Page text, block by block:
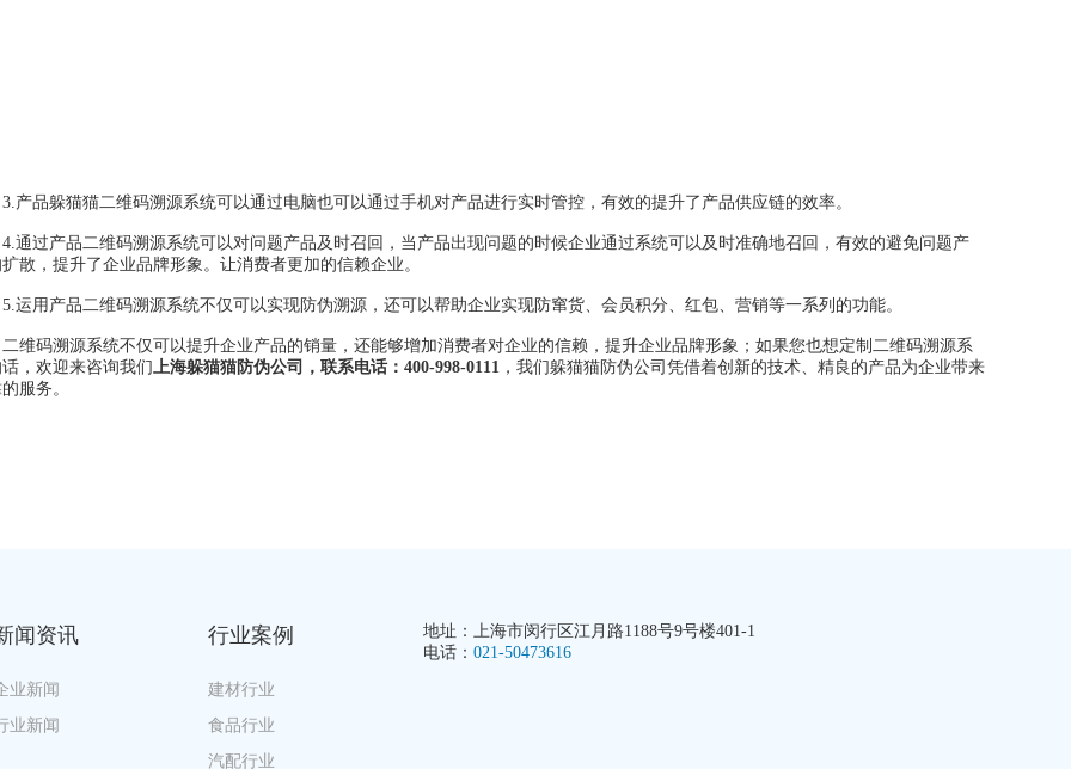
品躲猫猫二维码溯源系统可以通过电脑也可以通过手机对产品进行实时管控，有效的提升了产品供应链的效率。
过产品二维码溯源系统可以对问题产品及时召回，当产品出现问题的时候企业通过系统可以及时准确地召回，有效的避免问题产
散，提升了企业品牌形象。让消费者更加的信赖企业。
用产品二维码溯源系统不仅可以实现防伪溯源，还可以帮助企业实现防窜货、会员积分、红包、营销等一系列的功能。
码溯源系统不仅可以提升企业产品的销量，还能够增加消费者对企业的信赖，提升企业品牌形象；如果您也想定制二维码溯源系
，欢迎来咨询我们上海躲猫猫防伪公司，联系电话：400-998-0111 ，我们躲猫猫防伪公司凭借着创新的技术、精良的产品为企业带来
服务。
闻资讯
业新闻
业新闻
行业案例
建材行业
食品行业
汽配行业
地址：上海市闵行区江月路1188号9号楼401-1
电话： 021-50473616